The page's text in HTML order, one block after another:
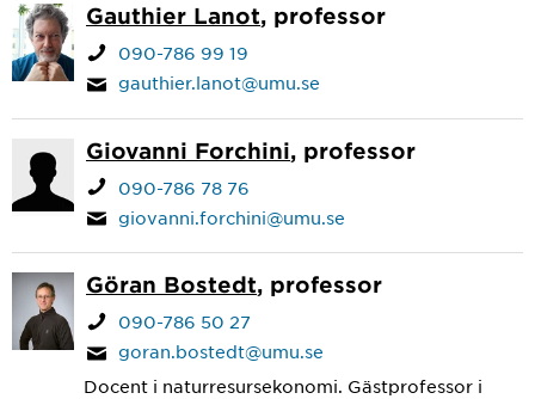
Gauthier Lanot, professor
090-786 99 19
gauthier.lanot@umu.se
Giovanni Forchini, professor
090-786 78 76
giovanni.forchini@umu.se
Göran Bostedt, professor
090-786 50 27
goran.bostedt@umu.se
Docent i naturresursekonomi. Gästprofessor i